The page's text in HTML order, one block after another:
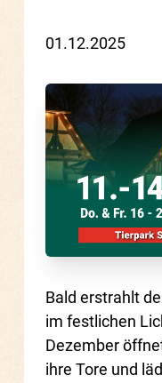
01.12.2025
Bald erstrahlt
im festlichen
Dezember
ihre Tore und